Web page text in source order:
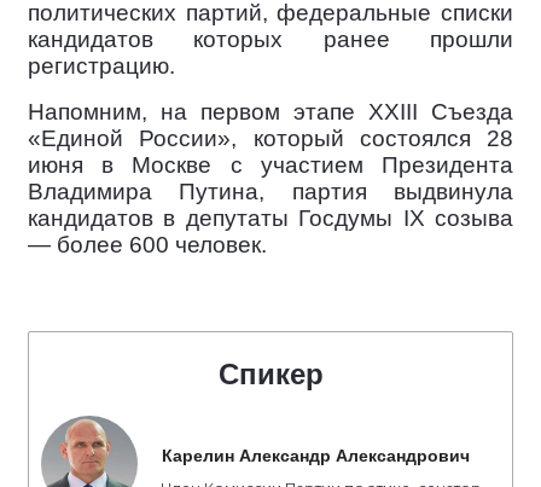
политических партий, федеральные списки
кандидатов которых ранее прошли
регистрацию.
Напомним, на первом этапе XXIII Съезда
«Единой России», который состоялся 28
июня в Москве с участием Президента
Владимира Путина, партия выдвинула
кандидатов в депутаты Госдумы IX созыва
— более 600 человек.
Спикер
Карелин Александр Александрович